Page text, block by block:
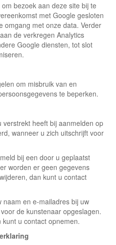
bezoek aan deze site bij te
met Google gesloten
omgang met onze data. Verder
de verkregen Analytics
Google diensten, tot slot
om misbruik van en
te beperken.
heeft bij aanmelden op
wanneer u zich uitschrijft voor
bij een door u geplaatst
worden er geen gegevens
dan kunt u contact
naam en e-mailadres bij uw
de kunstenaar opgeslagen.
u contact opnemen.